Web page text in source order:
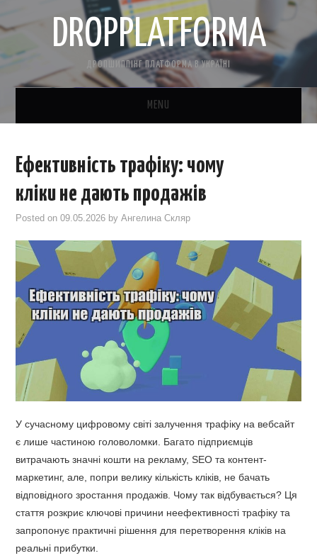
DROPPLATFORMA
ДРОПШИППІНГ ПЛАТФОРМА В УКРАЇНІ
MENU
ПРО НАС
САЙТ БЕЗКОШТОВНО
CRM ДЛЯ ТОВАРКИ
Ефективність трафіку: чому
кліки не дають продажів
Posted on09.05.2026 byАнгелина Скляр
У сучасному цифровому світі залучення трафіку на вебсайт
є лише частиною головоломки. Багато підприємців
витрачають значні кошти на рекламу, SEO та контент-
маркетинг, але, попри велику кількість кліків, не бачать
відповідного зростання продажів. Чому так відбувається? Ця
стаття розкриє ключові причини неефективності трафіку та
запропонує практичні рішення для перетворення кліків на
реальні прибутки.